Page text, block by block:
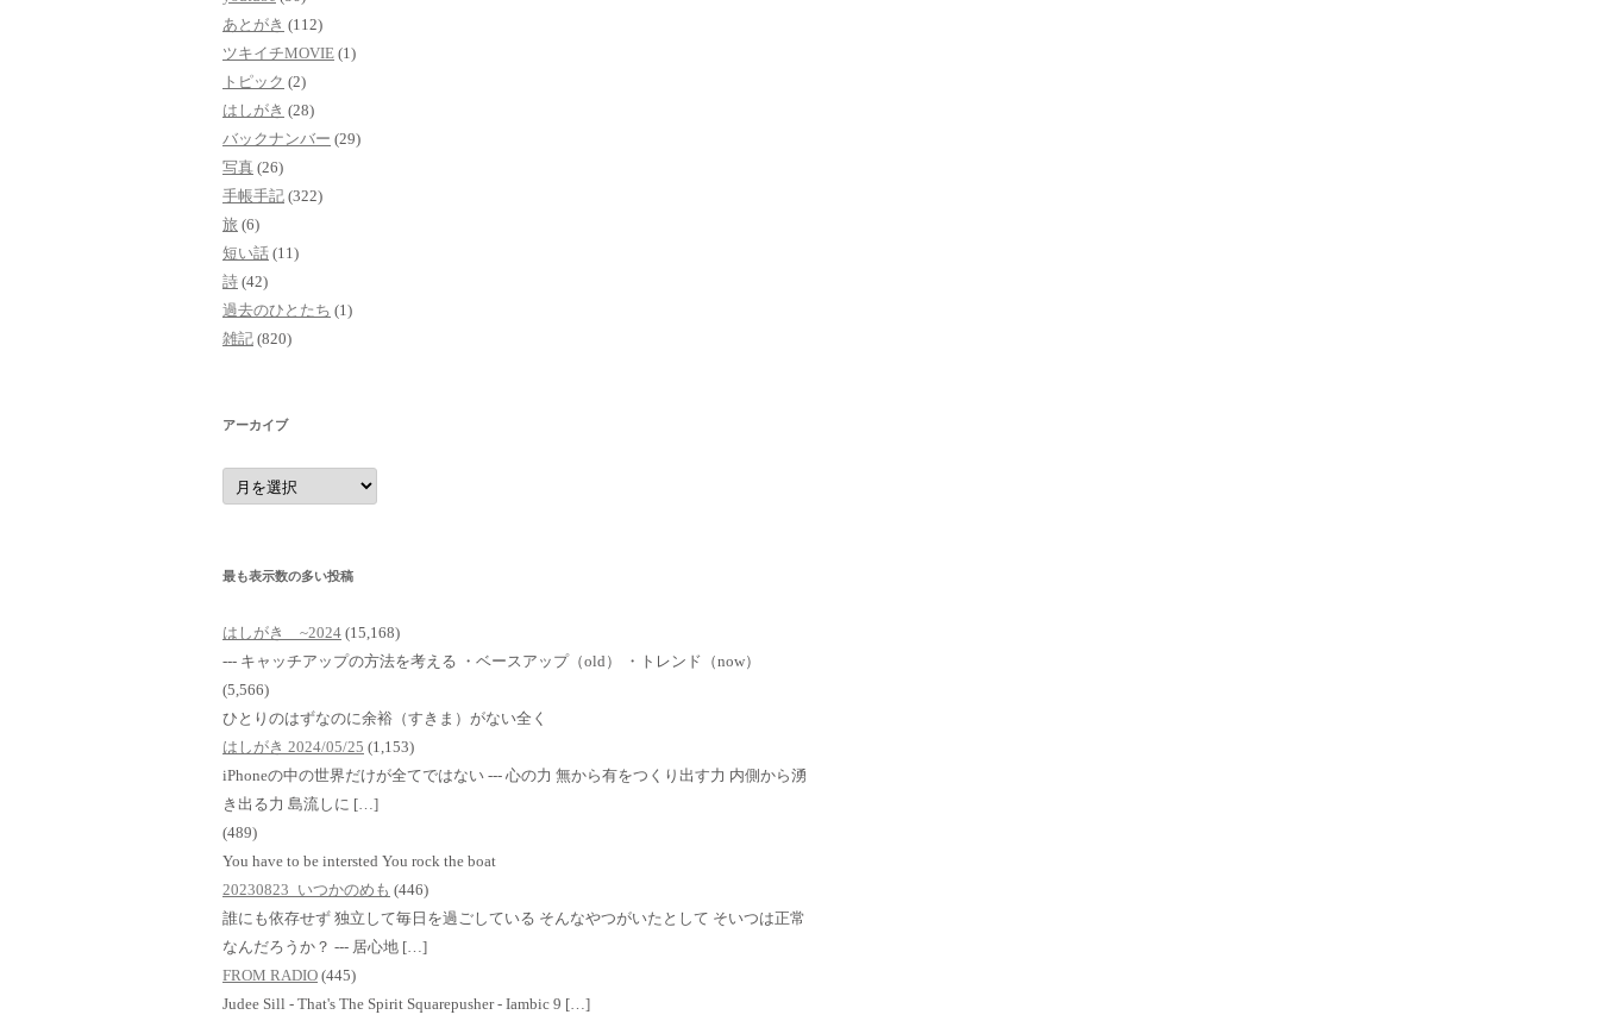
あとがき (112)
ツキイチMOVIE (1)
トピック (2)
はしがき (28)
バックナンバー (29)
写真 (26)
手帳手記 (322)
旅 (6)
短い話 (11)
詩 (42)
過去のひとたち (1)
雑記 (820)
アーカイブ
ア
イ
ブ
最も表示数の多い投稿
はしがき ~2024 (15,168)
--- キャッチアップの方法を考える ・ベースアップ（old） ・トレンド（now）
(5,566)
ひとりのはずなのに余裕（すきま）がない全く
はしがき 2024/05/25 (1,153)
iPhoneの中の世界だけが全てではない --- 心の力 無から有をつくり出す力 内側から湧
き出る力 島流しに […]
(489)
You have to be intersted You rock the boat
20230823_いつかのめも (446)
誰にも依存せず 独立して毎日を過ごしている そんなやつがいたとして そいつは正常
なんだろうか？ --- 居心地 […]
FROM RADIO (445)
Judee Sill - That's The Spirit Squarepusher - Iambic 9 […]